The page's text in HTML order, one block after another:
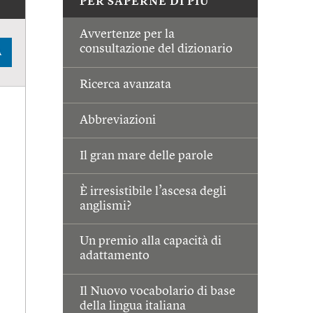
Avvertenze per la
consultazione del dizionario
Ricerca avanzata
Abbreviazioni
Il gran mare delle parole
È irresistibile l’ascesa degli
anglismi?
Un premio alla capacità di
adattamento
Il Nuovo vocabolario di base
della lingua italiana